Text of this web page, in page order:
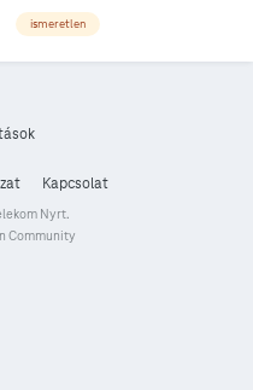
Mit lehet tenni ez ügynbe
ismeretlen
Kapcsolat
Nyrt.
Community